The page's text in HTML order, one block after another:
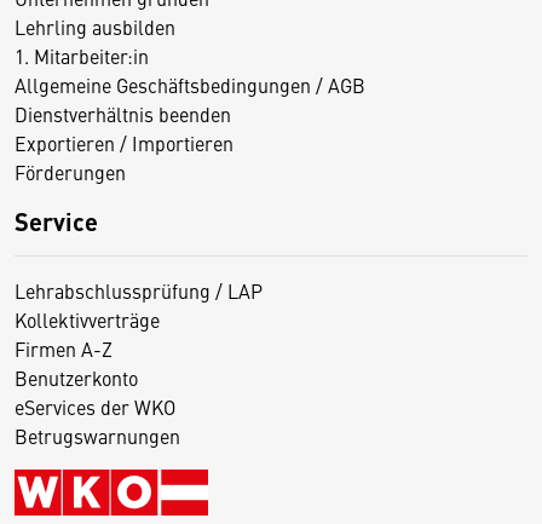
Lehrling ausbilden
1. Mitarbeiter:in
Allgemeine Geschäftsbedingungen / AGB
Dienstverhältnis beenden
Exportieren / Importieren
Förderungen
Service
Lehrabschlussprüfung / LAP
Kollektivverträge
Firmen A-Z
Benutzerkonto
eServices der WKO
Betrugswarnungen